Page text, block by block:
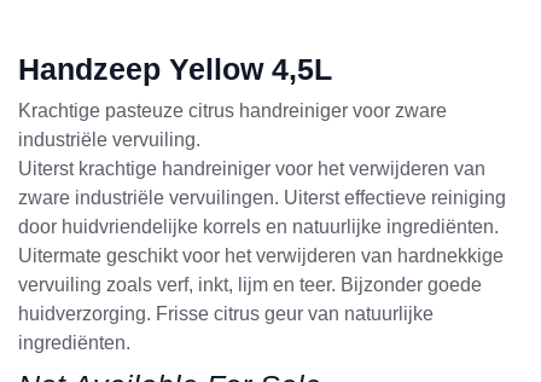
Handzeep Yellow 4,5L
Krachtige pasteuze citrus handreiniger voor zware
industriële vervuiling.
Uiterst krachtige handreiniger voor het verwijderen van
zware industriële vervuilingen. Uiterst effectieve reiniging
door huidvriendelijke korrels en natuurlijke ingrediënten.
Uitermate geschikt voor het verwijderen van hardnekkige
vervuiling zoals verf, inkt, lijm en teer. Bijzonder goede
huidverzorging. Frisse citrus geur van natuurlijke
ingrediënten.